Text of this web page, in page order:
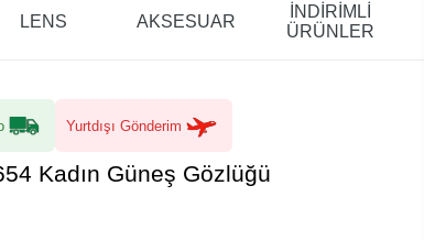
LENS AKSESUAR
İNDİRİMLİ
ÜRÜNLER
Yurtdışı Gönderim
Kadın Güneş Gözlüğü